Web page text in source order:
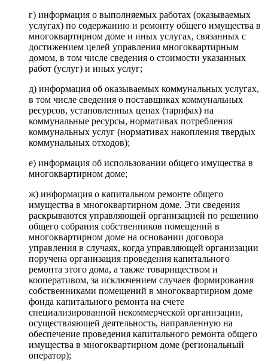
г) информация о выполняемых работах (оказываемых
услугах) по содержанию и ремонту общего имущества в
многоквартирном доме и иных услугах, связанных с
достижением целей управления многоквартирным
домом, в том числе сведения о стоимости указанных
работ (услуг) и иных услуг;
д) информация об оказываемых коммунальных услугах,
в том числе сведения о поставщиках коммунальных
ресурсов, установленных ценах (тарифах) на
коммунальные ресурсы, нормативах потребления
коммунальных услуг (нормативах накопления твердых
коммунальных отходов);
е) информация об использовании общего имущества в
многоквартирном доме;
ж) информация о капитальном ремонте общего
имущества в многоквартирном доме. Эти сведения
раскрываются управляющей организацией по решению
общего собрания собственников помещений в
многоквартирном доме на основании договора
управления в случаях, когда управляющей организации
поручена организация проведения капитального
ремонта этого дома, а также товариществом и
кооперативом, за исключением случаев формирования
собственниками помещений в многоквартирном доме
фонда капитального ремонта на счете
специализированной некоммерческой организации,
осуществляющей деятельность, направленную на
обеспечение проведения капитального ремонта общего
имущества в многоквартирном доме (региональный
оператор);